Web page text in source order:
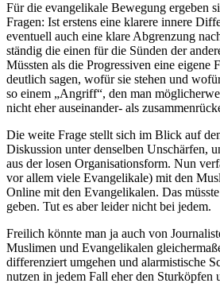
Für die evangelikale Bewegung ergeben
Fragen: Ist erstens eine klarere innere
eventuell auch eine klare Abgrenzung
ständig die einen für die Sünden der
Müssten als die Progressiven eine eigene
deutlich sagen, wofür sie stehen und
so einem „Angriff“, den man
nicht eher auseinander- als
Die weite Frage stellt sich im Blick auf
Diskussion unter denselben Unschärfen,
aus der losen Organisationsform. Nun
vor allem viele Evangelikale) mit den
Online mit den Evangelikalen. Das
geben. Tut es aber leider nicht bei jedem.
Freilich könnte man ja auch von
Muslimen und Evangelikalen
differenziert umgehen und alarmistische
nutzen in jedem Fall eher den Sturköpfen